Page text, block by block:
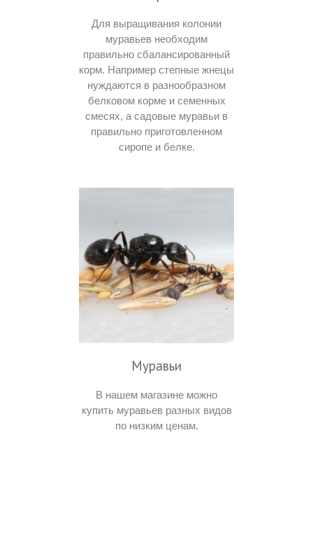
Для выращивания колонии
муравьев необходим
правильно сбалансированный
корм. Например степные жнецы
нуждаются в разнообразном
белковом корме и семенных
смесях, а садовые муравьи в
правильно приготовленном
сиропе и белке.
Муравьи
В нашем магазине можно
купить муравьев разных видов
по низким ценам.